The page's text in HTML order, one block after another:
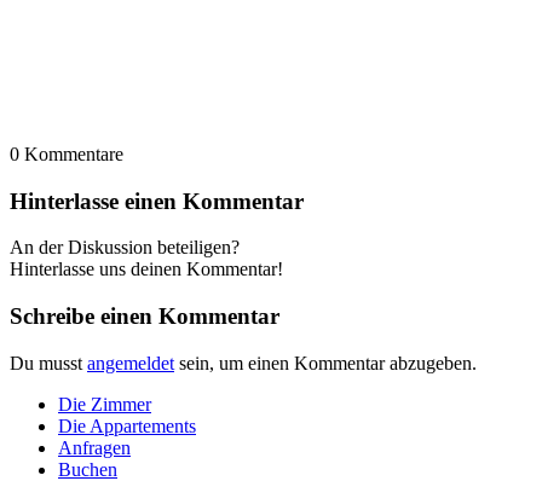
0 Kommentare
Hinterlasse einen Kommentar
An der Diskussion beteiligen?
Hinterlasse uns deinen Kommentar!
Schreibe einen Kommentar
Du musst angemeldet sein, um einen Kommentar abzugeben.
Die Zimmer
Die Appartements
Anfragen
Buchen